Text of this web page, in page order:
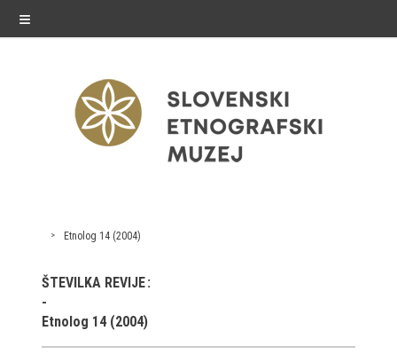
≡
razstave
Stalne razstave
Občasne razstave
Gostovanja
Etnolog 14 (2004)
ŠTEVILKA REVIJE
Etnolog 14 (2004)